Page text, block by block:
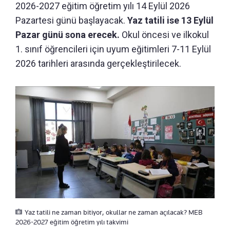
2026-2027 eğitim öğretim yılı 14 Eylül 2026
Pazartesi günü başlayacak. Yaz tatili ise 13 Eylül
Pazar günü sona erecek. Okul öncesi ve ilkokul
1. sınıf öğrencileri için uyum eğitimleri 7-11 Eylül
2026 tarihleri arasında gerçekleştirilecek.
Yaz tatili ne zaman bitiyor, okullar ne zaman açılacak? MEB
2026-2027 eğitim öğretim yılı takvimi